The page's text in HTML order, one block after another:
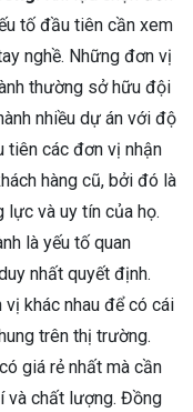
tố đầu tiên cần xem
nghề. Những đơn vị
thường sở hữu đội
nhiều dự án với độ
tiên các đơn vị nhận
hàng cũ, bởi đó là
lực và uy tín của họ.
là yếu tố quan
nhất quyết định.
khác nhau để có cái
trên thị trường.
giá rẻ nhất mà cần
và chất lượng. Đồng